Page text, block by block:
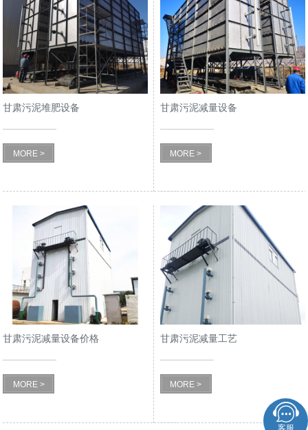
甘肃污泥堆肥设备
MORE >
甘肃污泥减量设备
MORE >
甘肃污泥减量设备价格
MORE >
甘肃污泥减量工艺
MORE >
客服